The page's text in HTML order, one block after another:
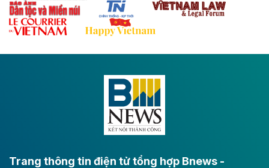
Theo baodautu.vn
Đề xuất đầu tư 11.500 tỷ đồng xây dựng cao
tốc CT.11 qua Ninh Bình
Đông A dài khoảng 25,1 km được kỳ vọng sẽ tạo động
lực phát triển kinh tế - xã hội khu vực phía Nam đồng
Long Thành
Trang thông tin điện tử tổng hợp Bnews -